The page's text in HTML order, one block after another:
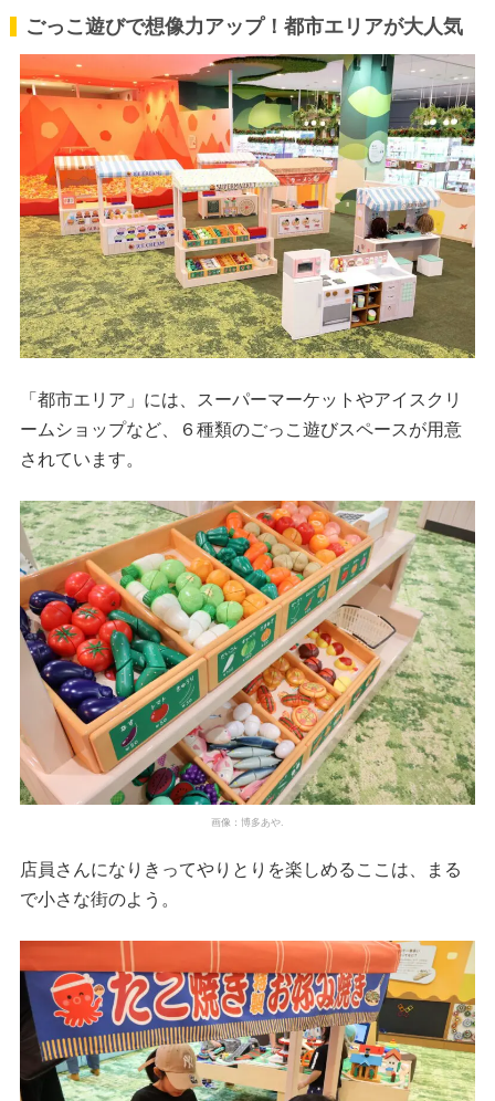
ごっこ遊びで想像力アップ！都市エリアが大人気
「都市エリア」には、スーパーマーケットやアイスクリ
ームショップなど、６種類のごっこ遊びスペースが用意
されています。
画像：博多あや.
店員さんになりきってやりとりを楽しめるここは、まる
で小さな街のよう。